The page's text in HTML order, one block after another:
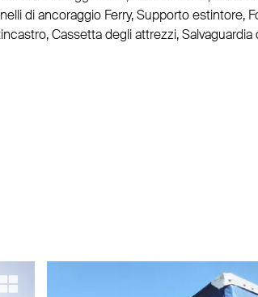
di ancoraggio Ferry, Supporto estintore,
Cassetta degli attrezzi,